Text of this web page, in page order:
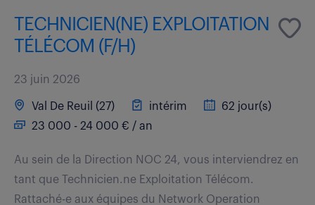
TECHNICIEN(NE) EXPLOITATION
TÉLÉCOM (F/H)
23 juin 2026
Val De Reuil (27) intérim
62 jour(s)
23 000 - 24 000 € / an
Au sein de la Direction NOC 24, vous interviendrez en
tant que Technicien.ne Exploitation Télécom.
Rattaché-e aux équipes du Network Operation